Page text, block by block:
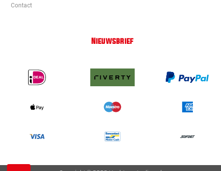
Contact
Nieuwsbrief